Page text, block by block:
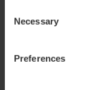
Selection
Necessary
Preferences
pour
Jeux
valencienne